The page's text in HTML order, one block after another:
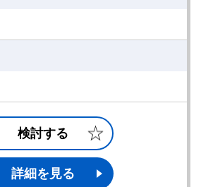
検討する
詳細を見る